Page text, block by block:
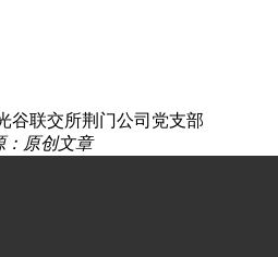
谷联交所荆门公司党支部
：原创文章